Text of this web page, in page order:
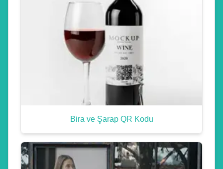
Bira ve Şarap QR Kodu